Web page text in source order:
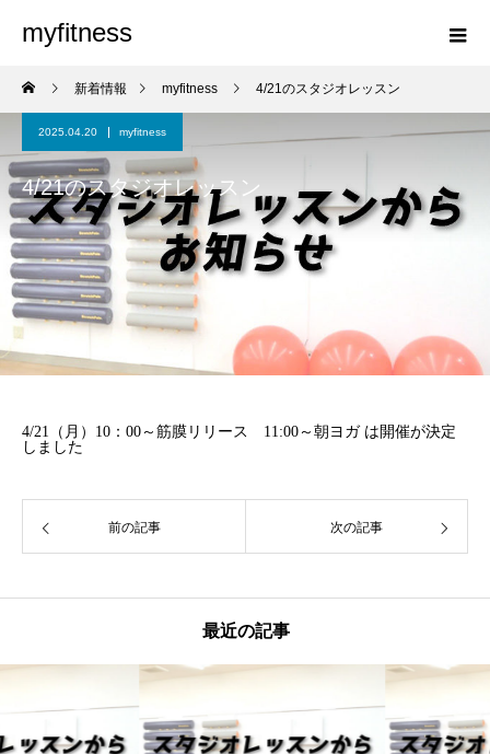
myfitness
新着情報 myfitness 4/21のスタジオレッスン
2025.04.20 myfitness
4/21のスタジオレッスン
4/21（月）10：00～筋膜リリース 11:00～朝ヨガ は開催が決定
しました
前の記事 次の記事
最近の記事